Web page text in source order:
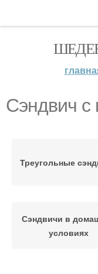
Сэндвич с
Треугольные
Сэндвичи в
условиях